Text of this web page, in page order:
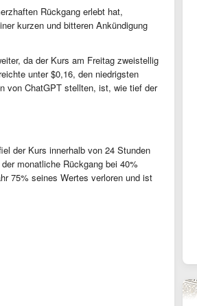
Rückgang erlebt hat,
kurzen und bitteren Ankündigung
da der Kurs am Freitag zweistellig
unter $0,16, den niedrigsten
von ChatGPT stellten, ist, wie tief der
der Kurs innerhalb von 24 Stunden
monatliche Rückgang bei 40%
75% seines Wertes verloren und ist